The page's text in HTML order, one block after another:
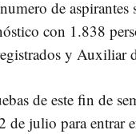
de
con 1.838
y Auxiliar
de este fin de
de julio para entrar